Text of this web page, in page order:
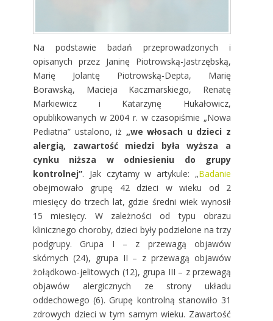
Na podstawie badań przeprowadzonych i
opisanych przez Janinę Piotrowską-Jastrzębską,
Marię Jolantę Piotrowską-Depta, Marię
Borawską, Macieja Kaczmarskiego, Renatę
Markiewicz i Katarzynę Hukałowicz,
opublikowanych w 2004 r. w czasopiśmie „Nowa
Pediatria” ustalono, iż „we włosach u dzieci z
alergią, zawartość miedzi była wyższa a
cynku niższa w odniesieniu do grupy
kontrolnej”. Jak czytamy w artykule: „Badanie
obejmowało grupę 42 dzieci w wieku od 2
miesięcy do trzech lat, gdzie średni wiek wynosił
15 miesięcy. W zależności od typu obrazu
klinicznego choroby, dzieci były podzielone na trzy
podgrupy. Grupa I – z przewagą objawów
skórnych (24), grupa II – z przewagą objawów
żołądkowo-jelitowych (12), grupa III – z przewagą
objawów alergicznych ze strony układu
oddechowego (6). Grupę kontrolną stanowiło 31
zdrowych dzieci w tym samym wieku. Zawartość